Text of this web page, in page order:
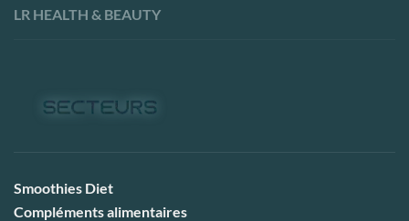
LR HEALTH & BEAUTY
Smoothies Diet
Compléments alimentaires